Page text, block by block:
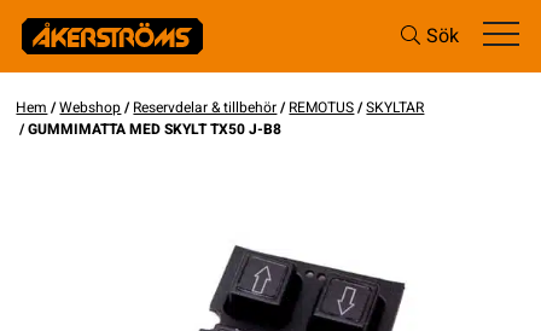
Sök
Hem /Webshop/Reservdelar & tillbehör/REMOTUS/SKYLTAR
/ GUMMIMATTA MED SKYLT TX50 J-B8